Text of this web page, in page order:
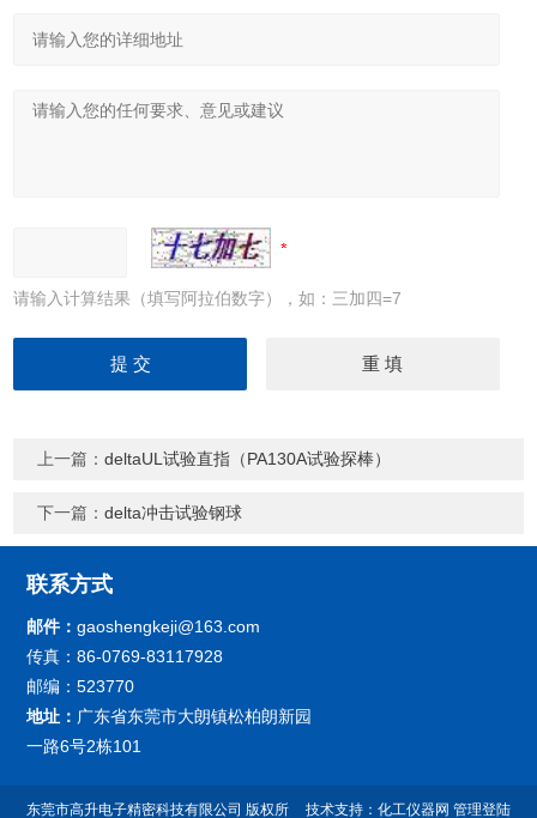
请输入计算结果（填写阿拉伯数字），如：三加四=7
上一篇：deltaUL试验直指（PA130A试验探棒）
下一篇：delta冲击试验钢球
联系方式
邮件：gaoshengkeji@163.com
传真：86-0769-83117928
邮编：523770
地址： 广东省东莞市大朗镇松柏朗新园
一路6号2栋101
技术支持： 化工仪器网 管理登陆
东莞市高升电子精密科技有限公司 版权所